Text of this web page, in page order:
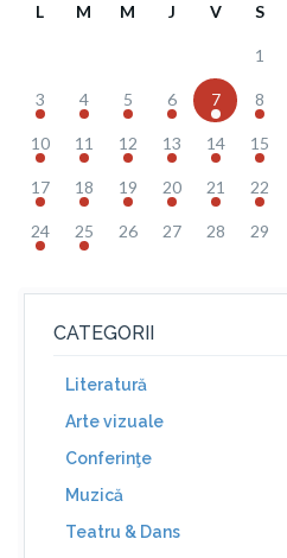
L M M J V S
1
3 4 5 6 7 8
10 11 12 13 14 15
17 18 19 20 21 22
24 25 26 27 28 29
CATEGORII
Literatură
Arte vizuale
Conferinţe
Muzică
Teatru & Dans